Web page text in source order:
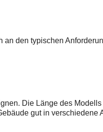
den typischen
Die Länge des
gut in verschiedene